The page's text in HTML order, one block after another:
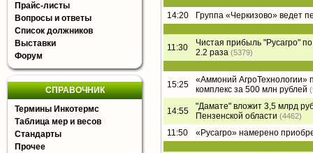
Прайс-листы
Вопросы и ответы
Список должников
Выставки
Форум
СПРАВОЧНИК
Термины Инкотермс
Таблица мер и весов
Стандарты
Прочее
14:20 Группа «Черкизово» ведет
11:30
Чистая прибыль "Русагро"
2.2 раза (5379)
15:25
«Аммоний АгроТехнологии»
комплекс за 500 млн рублей
14:55
"Дамате" вложит 3,5 млрд
Пензенской области (4462)
11:50 «Русагро» намерено